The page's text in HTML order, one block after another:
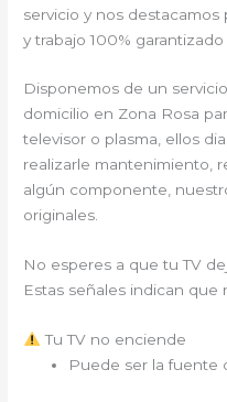
servicio y nos
y trabajo 100%
Disponemos de un
domicilio en Zona Rosa
televisor o plasma, ellos
realizarle mantenimiento,
algún componente,
originales.
No esperes a que tu TV
Estas señales indican que
Tu TV no enciende
Puede ser la fuente